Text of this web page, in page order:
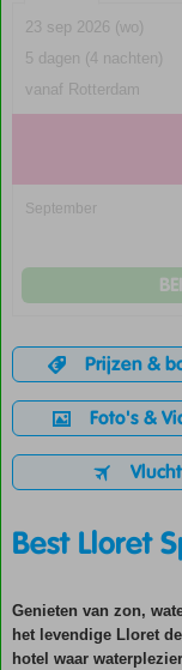
23 sep 2026 (wo)
5 dagen (4 nachten)
vanaf Rotterdam
September
Prijzen &
Foto's &
Vlucht
Best Lloret
Genieten van zon,
het levendige Lloret
hotel waar